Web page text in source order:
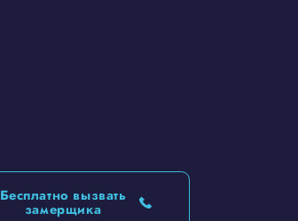
Бесплатно вызвать
замерщика